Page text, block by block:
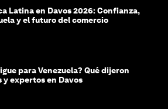
Latina en Davos 2026: Confianza,
y el futuro del comercio
para Venezuela? Qué dijeron
y expertos en Davos